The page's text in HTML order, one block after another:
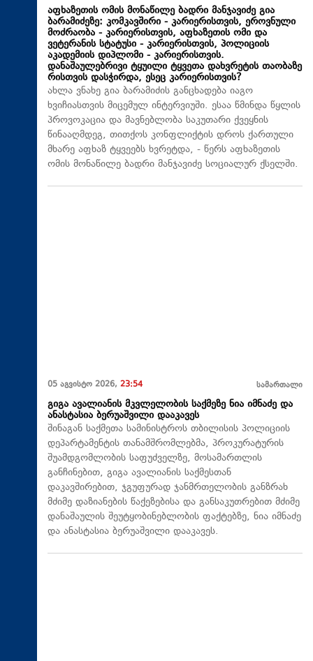
აფხაზეთის ომის მონაწილე ბადრი მანჯავიძე გია
ბარამიძეზე: კომკავშირი - კარიერისთვის, ეროვნული
მოძრაობა - კარიერისთვის, აფხაზეთის ომი და
ვეტერანის სტატუსი - კარიერისთვის, პოლიციის
აკადემიის დიპლომი - კარიერისთვის.
დანაშაულებრივი ტყუილი ტყვეთა დახვრეტის თაობაზე
რისთვის დასჭირდა, ესეც კარიერისთვის?
ახლა ვნახე გია ბარამიძის განცხადება იაგო
ხვიჩიასთვის მიცემულ ინტერვიუში. ესაა წმინდა წყლის
პროვოკაცია და მავნებლობა საკუთარი ქვეყნის
წინააღმდეგ, თითქოს კონფლიქტის დროს ქართული
მხარე აფხაზ ტყვეებს ხვრეტდა, - წერს აფხაზეთის
ომის მონაწილე ბადრი მანჯავიძე სოციალურ ქსელში.
05 აგვისტო 2026, 23:54 სამართალი
გიგა ავალიანის მკვლელობის საქმეზე ნია იმნაძე და
ანასტასია ბერუაშვილი დააკავეს
შინაგან საქმეთა სამინისტროს თბილისის პოლიციის
დეპარტამენტის თანამშრომლებმა, პროკურატურის
შუამდგომლობის საფუძველზე, მოსამართლის
განჩინებით, გიგა ავალიანის საქმესთან
დაკავშირებით, ჯგუფურად ჯანმრთელობის განზრახ
მძიმე დაზიანების წაქეზებისა და განსაკუთრებით მძიმე
დანაშაულის შეუტყობინებლობის ფაქტებზე, ნია იმნაძე
და ანასტასია ბერუაშვილი დააკავეს.